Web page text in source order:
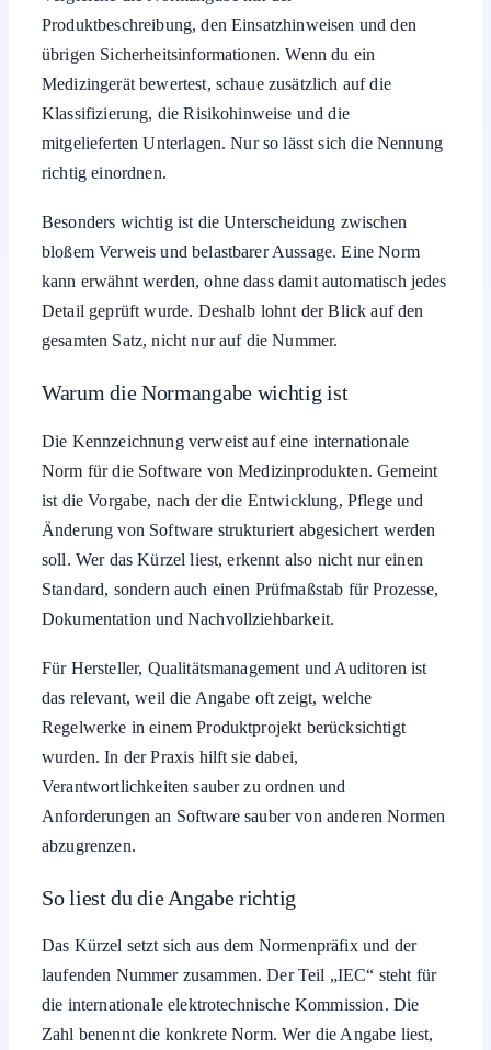
Produktbeschreibung, den Einsatzhinweisen und den
übrigen Sicherheitsinformationen. Wenn du ein
Medizingerät bewertest, schaue zusätzlich auf die
Klassifizierung, die Risikohinweise und die
mitgelieferten Unterlagen. Nur so lässt sich die Nennung
richtig einordnen.
Besonders wichtig ist die Unterscheidung zwischen
bloßem Verweis und belastbarer Aussage. Eine Norm
kann erwähnt werden, ohne dass damit automatisch jedes
Detail geprüft wurde. Deshalb lohnt der Blick auf den
gesamten Satz, nicht nur auf die Nummer.
Warum die Normangabe wichtig ist
Die Kennzeichnung verweist auf eine internationale
Norm für die Software von Medizinprodukten. Gemeint
ist die Vorgabe, nach der die Entwicklung, Pflege und
Änderung von Software strukturiert abgesichert werden
soll. Wer das Kürzel liest, erkennt also nicht nur einen
Standard, sondern auch einen Prüfmaßstab für Prozesse,
Dokumentation und Nachvollziehbarkeit.
Für Hersteller, Qualitätsmanagement und Auditoren ist
das relevant, weil die Angabe oft zeigt, welche
Regelwerke in einem Produktprojekt berücksichtigt
wurden. In der Praxis hilft sie dabei,
Verantwortlichkeiten sauber zu ordnen und
Anforderungen an Software sauber von anderen Normen
abzugrenzen.
So liest du die Angabe richtig
Das Kürzel setzt sich aus dem Normenpräfix und der
laufenden Nummer zusammen. Der Teil „IEC“ steht für
die internationale elektrotechnische Kommission. Die
Zahl benennt die konkrete Norm. Wer die Angabe liest,